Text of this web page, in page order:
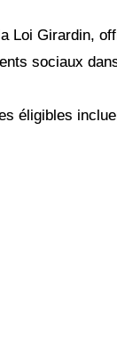
Loi Girardin,
sociaux
éligibles